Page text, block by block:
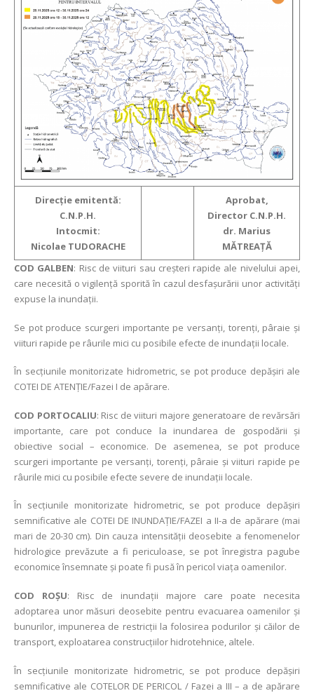
Direcţie emitentă:
C.N.P.H.
Intocmit:
Nicolae TUDORACHE
Aprobat,
Director C.N.P.H.
dr. Marius
MĂTREAŢĂ
COD GALBEN: Risc de viituri sau creşteri rapide ale nivelului apei,
care necesită o vigilență sporită în cazul desfașurării unor activități
expuse la inundații.
Se pot produce scurgeri importante pe versanți, torenți, pâraie și
viituri rapide pe râurile mici cu posibile efecte de inundații locale.
În secțiunile monitorizate hidrometric, se pot produce depășiri ale
COTEI DE ATENȚIE/Fazei I de apărare.
COD PORTOCALIU: Risc de viituri majore generatoare de revărsări
importante, care pot conduce la inundarea de gospodării şi
obiective social – economice. De asemenea, se pot produce
scurgeri importante pe versanți, torenți, pâraie și viituri rapide pe
râurile mici cu posibile efecte severe de inundații locale.
În secțiunile monitorizate hidrometric, se pot produce depășiri
semnificative ale COTEI DE INUNDAȚIE/FAZEI a II-a de apărare (mai
mari de 20-30 cm). Din cauza intensității deosebite a fenomenelor
hidrologice prevăzute a fi periculoase, se pot înregistra pagube
economice însemnate și poate fi pusă în pericol viața oamenilor.
COD ROŞU: Risc de inundații majore care poate necesita
adoptarea unor măsuri deosebite pentru evacuarea oamenilor şi
bunurilor, impunerea de restricţii la folosirea podurilor şi căilor de
transport, exploatarea construcţiilor hidrotehnice, altele.
În secţiunile monitorizate hidrometric, se pot produce depășiri
semnificative ale COTELOR DE PERICOL / Fazei a III – a de apărare